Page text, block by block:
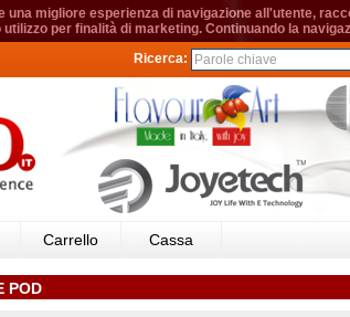
migliore esperienza di navigazione all'utente,
utilizzo per finalità di marketing. Continuando la
Ricerca:
Carrello Cassa
POD